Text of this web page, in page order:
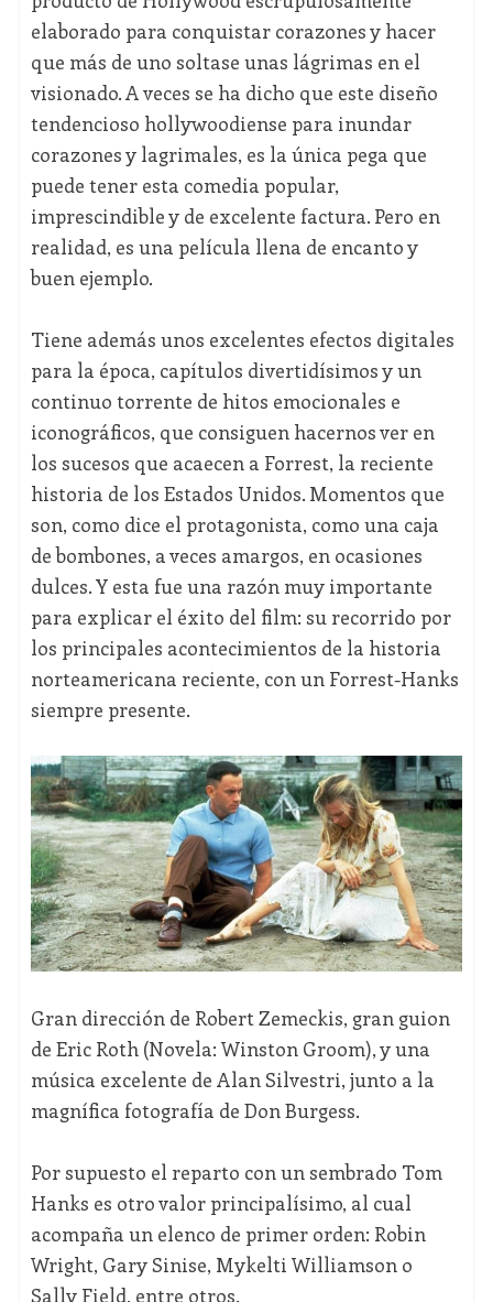
elaborado para conquistar corazones y hacer
que más de uno soltase unas lágrimas en el
visionado. A veces se ha dicho que este diseño
tendencioso hollywoodiense para inundar
corazones y lagrimales, es la única pega que
puede tener esta comedia popular,
imprescindible y de excelente factura. Pero en
realidad, es una película llena de encanto y
buen ejemplo.
Tiene además unos excelentes efectos digitales
para la época, capítulos divertidísimos y un
continuo torrente de hitos emocionales e
iconográficos, que consiguen hacernos ver en
los sucesos que acaecen a Forrest, la reciente
historia de los Estados Unidos. Momentos que
son, como dice el protagonista, como una caja
de bombones, a veces amargos, en ocasiones
dulces. Y esta fue una razón muy importante
para explicar el éxito del film: su recorrido por
los principales acontecimientos de la historia
norteamericana reciente, con un Forrest-Hanks
siempre presente.
Gran dirección de Robert Zemeckis, gran guion
de Eric Roth (Novela: Winston Groom), y una
música excelente de Alan Silvestri, junto a la
magnífica fotografía de Don Burgess.
Por supuesto el reparto con un sembrado Tom
Hanks es otro valor principalísimo, al cual
acompaña un elenco de primer orden: Robin
Wright, Gary Sinise, Mykelti Williamson o
Sally Field, entre otros.